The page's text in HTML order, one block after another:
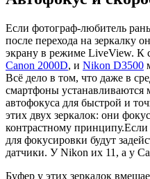
Если фотограф-любитель
после перехода на зеркалку
экрану в режиме LiveView. К
Canon 2000D, и Nikon D3500
Всё дело в том, что даже в
смартфоны устанавливаются
автофокуса для быстрой и
этих двух зеркалок: они
контрастному принципу.Если
для фокусировки будут
датчики. У Nikon их 11, а у
Буфер у этих зеркалок